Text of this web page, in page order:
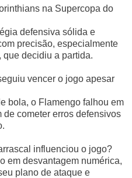
na Supercopa do
defensiva sólida e
precisão, especialmente
decidiu a partida.
vencer o jogo apesar
bola, o Flamengo falhou em
cometer erros defensivos
influenciou o jogo?
em desvantagem numérica,
plano de ataque e